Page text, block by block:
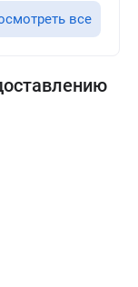
все